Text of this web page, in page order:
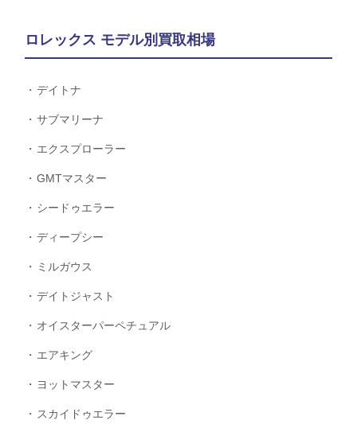
ロレックス モデル別買取相場
デイトナ
サブマリーナ
エクスプローラー
GMTマスター
シードゥエラー
ディープシー
ミルガウス
デイトジャスト
オイスターパーペチュアル
エアキング
ヨットマスター
スカイドゥエラー